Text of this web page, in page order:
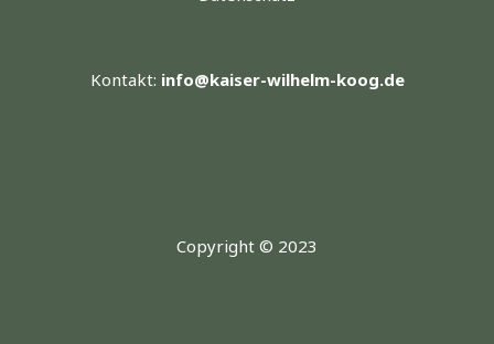
Kontakt: info@kaiser-wilhelm-koog.de
Copyright © 2023